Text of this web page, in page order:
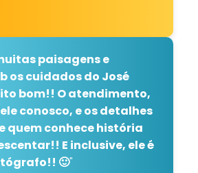
paisagens e
os cuidados do José
bom!! O atendimento,
conosco, e os detalhes
quem conhece história
E inclusive, ele é
🙂"